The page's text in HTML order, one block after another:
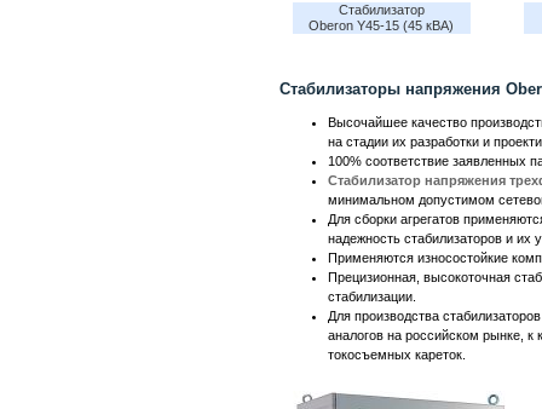
Стабилизатор
Oberon Y45-15 (45 кВА)
Стабилизаторы напряжения
Высочайшее качество
на стадии их разработки и
100% соответствие заявленных
Стабилизатор напряжения
минимальном допустимом
Для сборки агрегатов
надежность стабилизаторов и их
Применяются износостойкие
Прецизионная, высокоточная
стабилизации.
Для производства
аналогов на российском рынке, к
токосъемных кареток.